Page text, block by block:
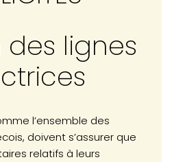
et lignes directrices
poursuite ou jugement :
LA SYNDIQUE : Respect du choix
: Mot du CPRO
des lignes
l’ensemble des
doivent s’assurer que
relatifs à leurs